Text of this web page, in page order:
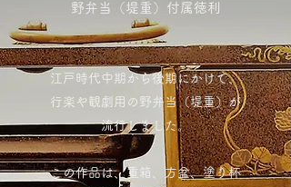
野弁当（堤重）付属徳利
江戸時代中期から後期にかけて、
行楽や観劇用の野弁当（堤重）が
流行しました。
この作品は、重箱、方盆、塗り杯